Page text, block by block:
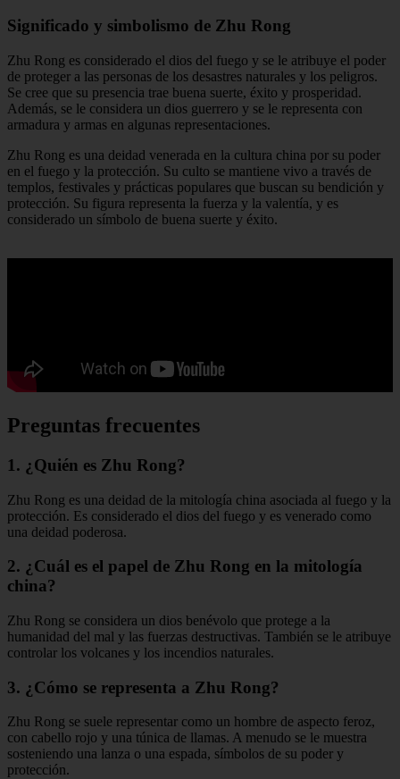
Significado y simbolismo de Zhu Rong
Zhu Rong es considerado el dios del fuego y se le atribuye el poder
de proteger a las personas de los desastres naturales y los peligros.
Se cree que su presencia trae buena suerte, éxito y prosperidad.
Además, se le considera un dios guerrero y se le representa con
armadura y armas en algunas representaciones.
Zhu Rong es una deidad venerada en la cultura china por su poder
en el fuego y la protección. Su culto se mantiene vivo a través de
templos, festivales y prácticas populares que buscan su bendición y
protección. Su figura representa la fuerza y la valentía, y es
considerado un símbolo de buena suerte y éxito.
Preguntas frecuentes
1. ¿Quién es Zhu Rong?
Zhu Rong es una deidad de la mitología china asociada al fuego y la
protección. Es considerado el dios del fuego y es venerado como
una deidad poderosa.
2. ¿Cuál es el papel de Zhu Rong en la mitología
china?
Zhu Rong se considera un dios benévolo que protege a la
humanidad del mal y las fuerzas destructivas. También se le atribuye
controlar los volcanes y los incendios naturales.
3. ¿Cómo se representa a Zhu Rong?
Zhu Rong se suele representar como un hombre de aspecto feroz,
con cabello rojo y una túnica de llamas. A menudo se le muestra
sosteniendo una lanza o una espada, símbolos de su poder y
protección.